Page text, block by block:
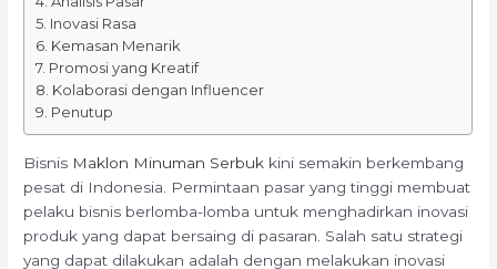
Inovasi Rasa
Kemasan Menarik
Promosi yang Kreatif
Kolaborasi dengan Influencer
Penutup
Bisnis Maklon Minuman Serbuk kini semakin berkembang
pesat di Indonesia. Permintaan pasar yang tinggi membuat
pelaku bisnis berlomba-lomba untuk menghadirkan inovasi
produk yang dapat bersaing di pasaran. Salah satu strategi
yang dapat dilakukan adalah dengan melakukan inovasi